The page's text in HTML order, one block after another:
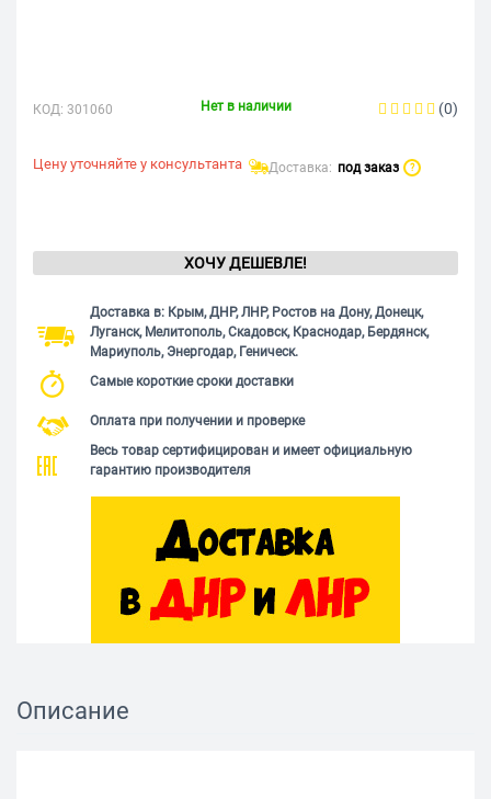
КОД: 301060 Нет в наличии (0)
Цену уточняйте у консультанта Доставка: под заказ ?
ХОЧУ ДЕШЕВЛЕ!
Доставка в: Крым, ДНР, ЛНР, Ростов на Дону, Донецк,
Луганск, Мелитополь, Скадовск, Краснодар, Бердянск,
Мариуполь, Энергодар, Геническ.
Самые короткие сроки доставки
Оплата при получении и проверке
Весь товар сертифицирован и имеет официальную
гарантию производителя
Описание